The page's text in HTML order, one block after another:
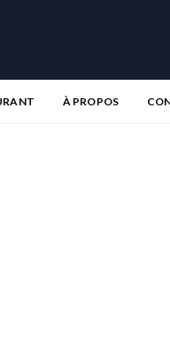
À PROPOS